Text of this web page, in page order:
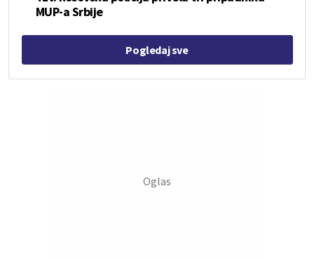
MUP-a Srbije
Pogledaj sve